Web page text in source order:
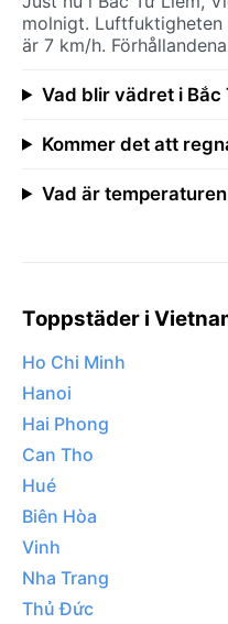
molnigt. Luftfuktigheten
är 7 km/h.
Vad blir vädret i Bắc
Kommer det att
Vad är
Toppstäder i
Ho Chi Minh
Hanoi
Hai Phong
Can Tho
Hué
Biên Hòa
Vinh
Nha Trang
Thủ Đức